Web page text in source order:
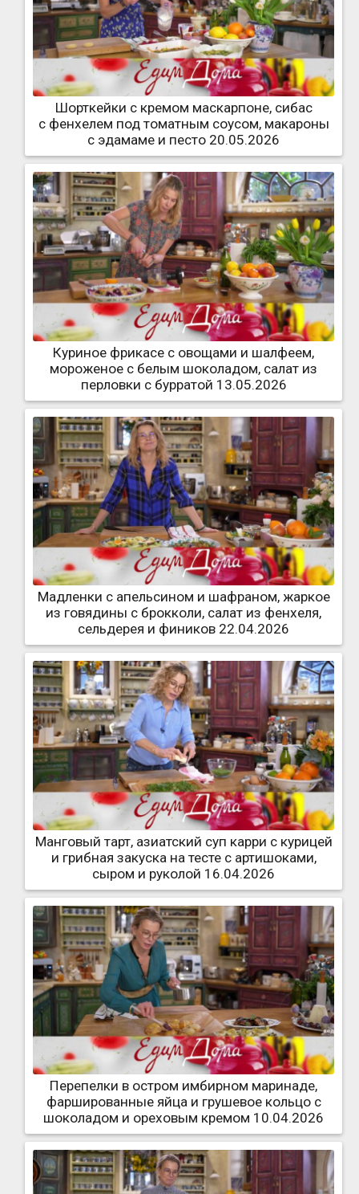
Шорткейки с кремом маскарпоне, сибас
с фенхелем под томатным соусом, макароны
с эдамаме и песто 20.05.2026
Куриное фрикасе с овощами и шалфеем,
мороженое с белым шоколадом, салат из
перловки с бурратой 13.05.2026
Мадленки с апельсином и шафраном, жаркое
из говядины с брокколи, салат из фенхеля,
сельдерея и фиников 22.04.2026
Манговый тарт, азиатский суп карри с курицей
и грибная закуска на тесте с артишоками,
сыром и руколой 16.04.2026
Перепелки в остром имбирном маринаде,
фаршированные яйца и грушевое кольцо с
шоколадом и ореховым кремом 10.04.2026